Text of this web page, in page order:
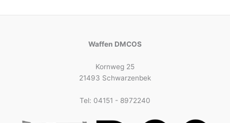
Waffen DMCOS
Kornweg 25
21493 Schwarzenbek
Tel: 04151 - 8972240